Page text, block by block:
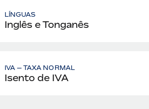
LÍNGUAS
Inglês e Tonganês
IVA — TAXA NORMAL
Isento de IVA